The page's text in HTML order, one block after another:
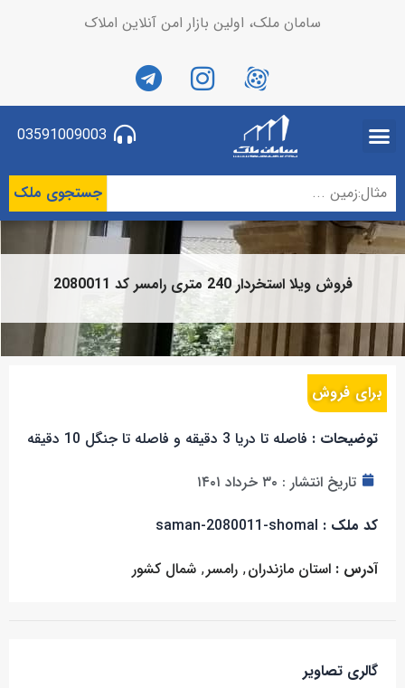
سامان ملک، اولین بازار امن آنلاین املاک
03591009003
جستجوی ملک
فروش ویلا استخردار 240 متری رامسر کد 2080011
برای فروش
توضیحات : فاصله تا دریا 3 دقیقه و فاصله تا جنگل 10 دقیقه
تاریخ انتشار : ۳۰ خرداد ۱۴۰۱
کد ملک : saman-2080011-shomal
آدرس : استان مازندران, رامسر, شمال کشور
گالری تصاویر